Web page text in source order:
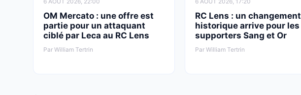
OM Mercato : une offre est
partie pour un attaquant
ciblé par Leca au RC Lens
Par William Tertrin
RC Lens : un changement
historique arrive pour les
supporters Sang et Or
Par William Tertrin